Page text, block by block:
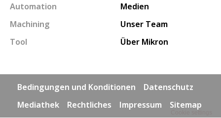
Automation
Machining
Tool
Medien
Unser Team
Über Mikron
Footer links
Bedingungen und Konditionen
Datenschutz
Mediathek
Rechtliches Impressum Sitemap